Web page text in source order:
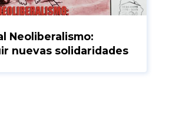
Neoliberalismo:
nuevas solidaridades